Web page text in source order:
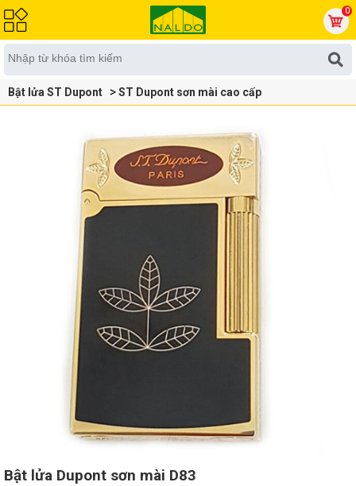
0
Bật lửa ST Dupont ST Dupont sơn mài cao cấp
Bật lửa Dupont sơn mài D83